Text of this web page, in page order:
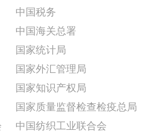
中国税务
中国海关总署
国家统计局
国家外汇管理局
国家知识产权局
国家质量监督检查检疫总局
中国纺织工业联合会